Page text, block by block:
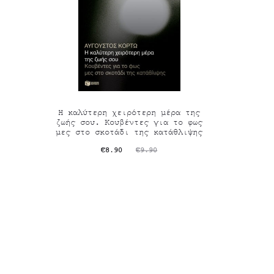
Η καλύτερη χειρότερη μέρα της
ζωής σου. Κουβέντες για το φως
μες στο σκοτάδι της κατάθλιψης
€9.90
Original
€8.90
Η